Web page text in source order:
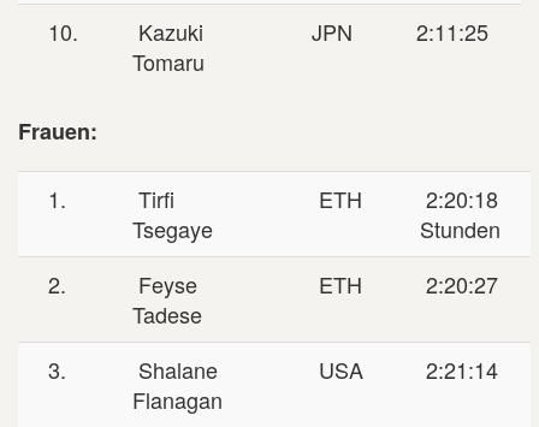
10.
Kazuki
Tomaru
JPN 2:11:25
Frauen:
1.
Tirfi
Tsegaye
ETH
2:20:18
Stunden
2.
Feyse
Tadese
ETH 2:20:27
3.
Shalane
Flanagan
USA 2:21:14